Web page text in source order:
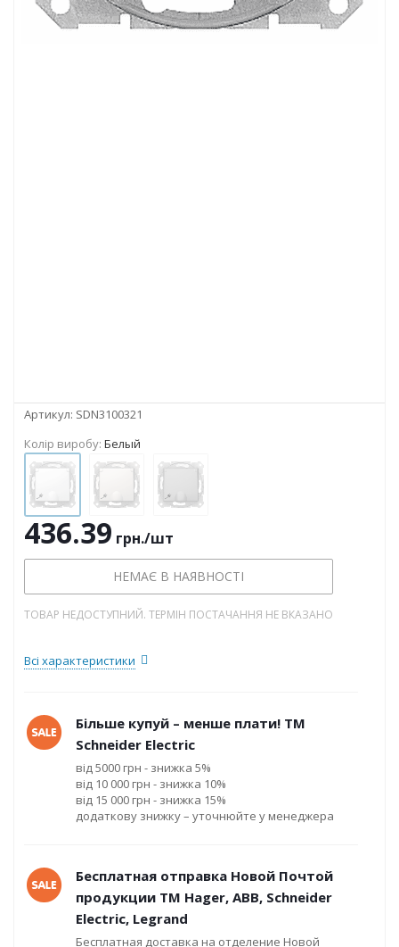
Артикул: SDN3100321
Колір виробу: Белый
436.39 грн./шт
НЕМАЄ В НАЯВНОСТІ
ТОВАР НЕДОСТУПНИЙ. ТЕРМІН ПОСТАЧАННЯ НЕ ВКАЗАНО
Всі характеристики
Більше купуй – менше плати! ТМ
Schneider Electric
від 5000 грн - знижка 5%
від 10 000 грн - знижка 10%
від 15 000 грн - знижка 15%
додаткову знижку – уточнюйте у менеджера
Бесплатная отправка Новой Почтой
продукции ТМ Hager, ABB, Schneider
Electric, Legrand
Бесплатная доставка на отделение Новой